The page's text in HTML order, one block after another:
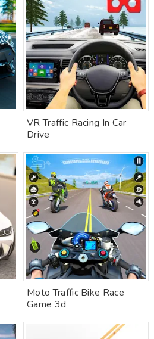
VR Traffic Racing In Car
Drive
Moto Traffic Bike Race
Game 3d